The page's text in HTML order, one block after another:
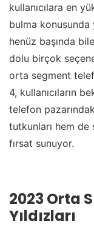
kullanıcılara en
bulma konusunda
henüz başında
dolu birçok
orta segment
4, kullanıcıların
telefon
tutkunları hem de
fırsat sunuyor.
2023 Orta
Yıldızları